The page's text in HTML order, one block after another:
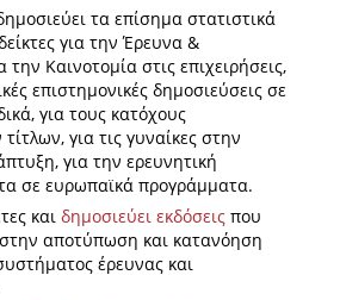
τα επίσημα στατιστικά
για την Έρευνα &
την Καινοτομία στις επιχειρήσεις,
επιστημονικές δημοσιεύσεις σε
για τους κατόχους
για τις γυναίκες στην
για την ερευνητική
σε ευρωπαϊκά προγράμματα.
και δημοσιεύει εκδόσειςπου
αποτύπωση και κατανόηση
έρευνας και